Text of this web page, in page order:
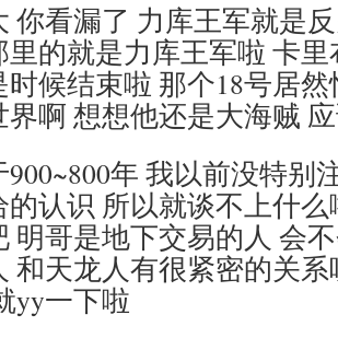
你看漏了 力库王军就是
里的就是力库王军啦 卡
时候结束啦 那个18号居
界啊 想想他还是大海贼
900~800年 我以前没特别
的认识 所以就谈不上什
明哥是地下交易的人 会
和天龙人有很紧密的关
yy一下啦